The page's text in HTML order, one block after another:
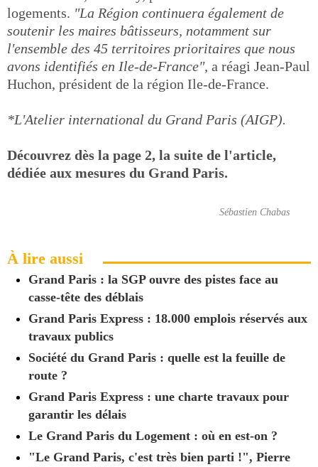
logements. "La Région continuera également de
soutenir les maires bâtisseurs, notamment sur
l'ensemble des 45 territoires prioritaires que nous
avons identifiés en Ile-de-France", a réagi Jean-Paul
Huchon, président de la région Ile-de-France.
*L'Atelier international du Grand Paris (AIGP).
Découvrez dès la page 2, la suite de l'article,
dédiée aux mesures du Grand Paris.
Sébastien Chabas
À lire aussi
Grand Paris : la SGP ouvre des pistes face au
casse-tête des déblais
Grand Paris Express : 18.000 emplois réservés aux
travaux publics
Société du Grand Paris : quelle est la feuille de
route ?
Grand Paris Express : une charte travaux pour
garantir les délais
Le Grand Paris du Logement : où en est-on ?
"Le Grand Paris, c'est très bien parti !", Pierre